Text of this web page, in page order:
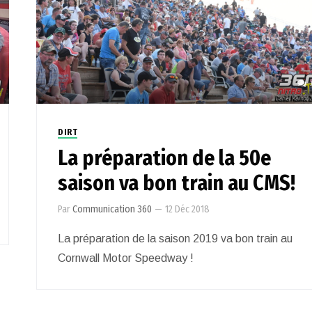
DIRT
La préparation de la 50e
saison va bon train au CMS!
ParCommunication 360 — 12 Déc 2018
La préparation de la saison 2019 va bon train au
Cornwall Motor Speedway !